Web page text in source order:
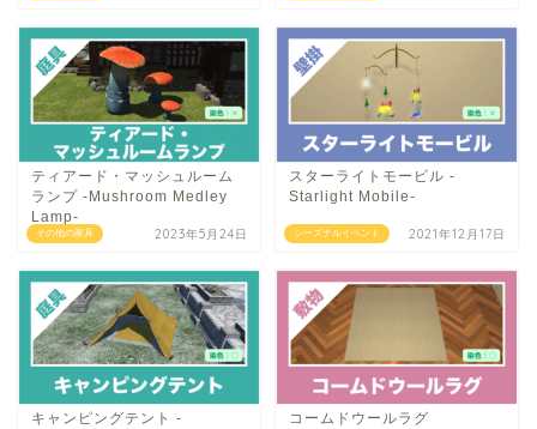
その他の家具
ティアード・マッシュルーム
ランプ -Mushroom Medley
Lamp-
2023年5月24日 シーズナルイベント
スターライトモービル -
Starlight Mobile-
2021年12月17日
キャンピングテント -
コームドウールラグ